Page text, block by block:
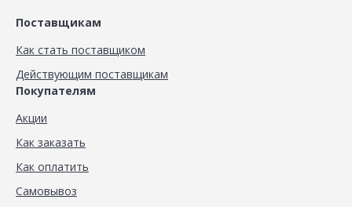
Поставщикам
Как стать поставщиком
Действующим поставщикам
Покупателям
Акции
Как заказать
Как оплатить
Самовывоз